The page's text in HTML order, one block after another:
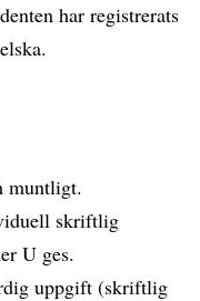
har registrerats
muntligt.
skriftlig
U ges.
uppgift (skriftlig